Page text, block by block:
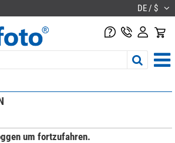
DE / $
um fortzufahren.